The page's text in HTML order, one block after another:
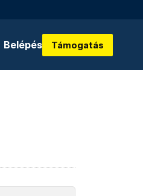
Belépés Támogatás